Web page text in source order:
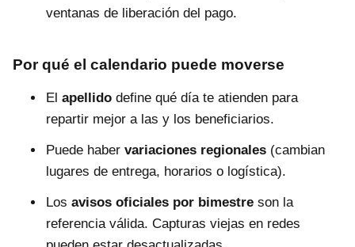
ventanas de liberación del pago.
Por qué el calendario puede moverse
El apellido define qué día te atienden para
repartir mejor a las y los beneficiarios.
Puede haber variaciones regionales (cambian
lugares de entrega, horarios o logística).
Los avisos oficiales por bimestre son la
referencia válida. Capturas viejas en redes